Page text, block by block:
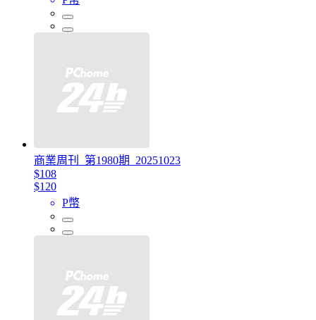
商業周刊_第1980期_20251023
$108
$120
P幣